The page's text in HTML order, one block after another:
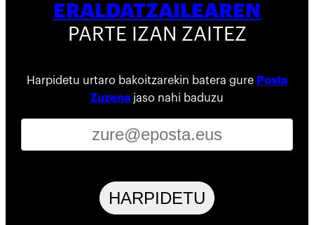
ERALDATZAILEAREN
PARTE IZAN ZAITEZ
Harpidetu urtaro bakoitzarekin batera gure Posta
Zuzena jaso nahi baduzu
HARPIDETU